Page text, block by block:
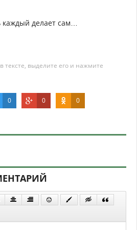
делает сам…
тексте, выделите его и нажмите
0 0 0